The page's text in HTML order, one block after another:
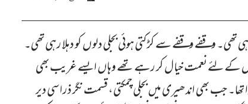
وقفے وقفے سے کڑکتی ہوئی بجلی دلوں کو دہلا رہی تھی۔
کے لئے نعمت خیال کر رہے تھے وہاں ایسے غریب بھی
جب بھی اندھیری میں بجلی چمکتی، قسمت نگر ذرا سی دیر